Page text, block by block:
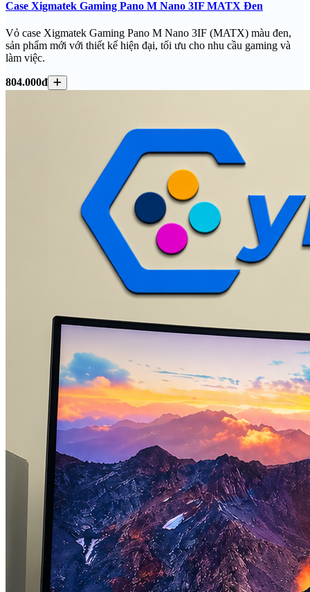
Case Xigmatek Gaming Pano M Nano 3IF MATX Đen
Vỏ case Xigmatek Gaming Pano M Nano 3IF (MATX) màu đen,
sản phẩm mới với thiết kế hiện đại, tối ưu cho nhu cầu gaming và
làm việc.
804.000đ